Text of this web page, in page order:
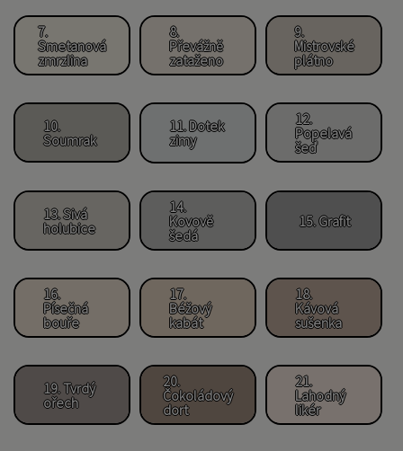
7.
Smetanová
zmrzlina
8.
Převážně
zataženo
9.
Mistrovské
plátno
10.
Soumrak
11. Dotek
zimy
12.
Popelavá
šeď
13. Sivá
holubice
14.
Kovově
šedá
15. Grafit
16.
Písečná
bouře
17.
Béžový
kabát
18.
Kávová
sušenka
19. Tvrdý
ořech
20.
Čokoládový
dort
21.
Lahodný
likér